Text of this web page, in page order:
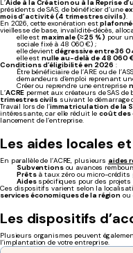
L’Aide à la Création ou à la Reprise
présidents de SAS, de bénéficier d’une
mois d’activité (4 trimestres civils)
En 2026, cette exonération est
vieillesse de base, invalidité-décès,
elle est maximale (≈ 25 %) pour
sociale fixé à 48 060 €) ;
elle devientdégressive entre 36
elle est nulle au-delà de 48 060
Conditions d’éligibilité en 2026 :
Être bénéficiaire de l’ARE ou de
demandeurs d’emploi reprenant
Créer ou reprendre une entreprise
L’ACRE permet aux créateurs de SAS de
trimestres civilssuivant le démarrage
Travail lors de l’immatriculation de la
intéressante, car elle réduit lecoût
lancement de l’entreprise.
Les aides locales
En parallèle de l’ACRE, plusieurs aides
Subventionsou avances
Prêtsà taux zéro ou micro-crédits
Aidesspécifiques pour des projets
Ces dispositifs varient selon la
services économiques de la région ou
Les dispositifs
Plusieurs organismes peuvent
l’implantation de votre entreprise.